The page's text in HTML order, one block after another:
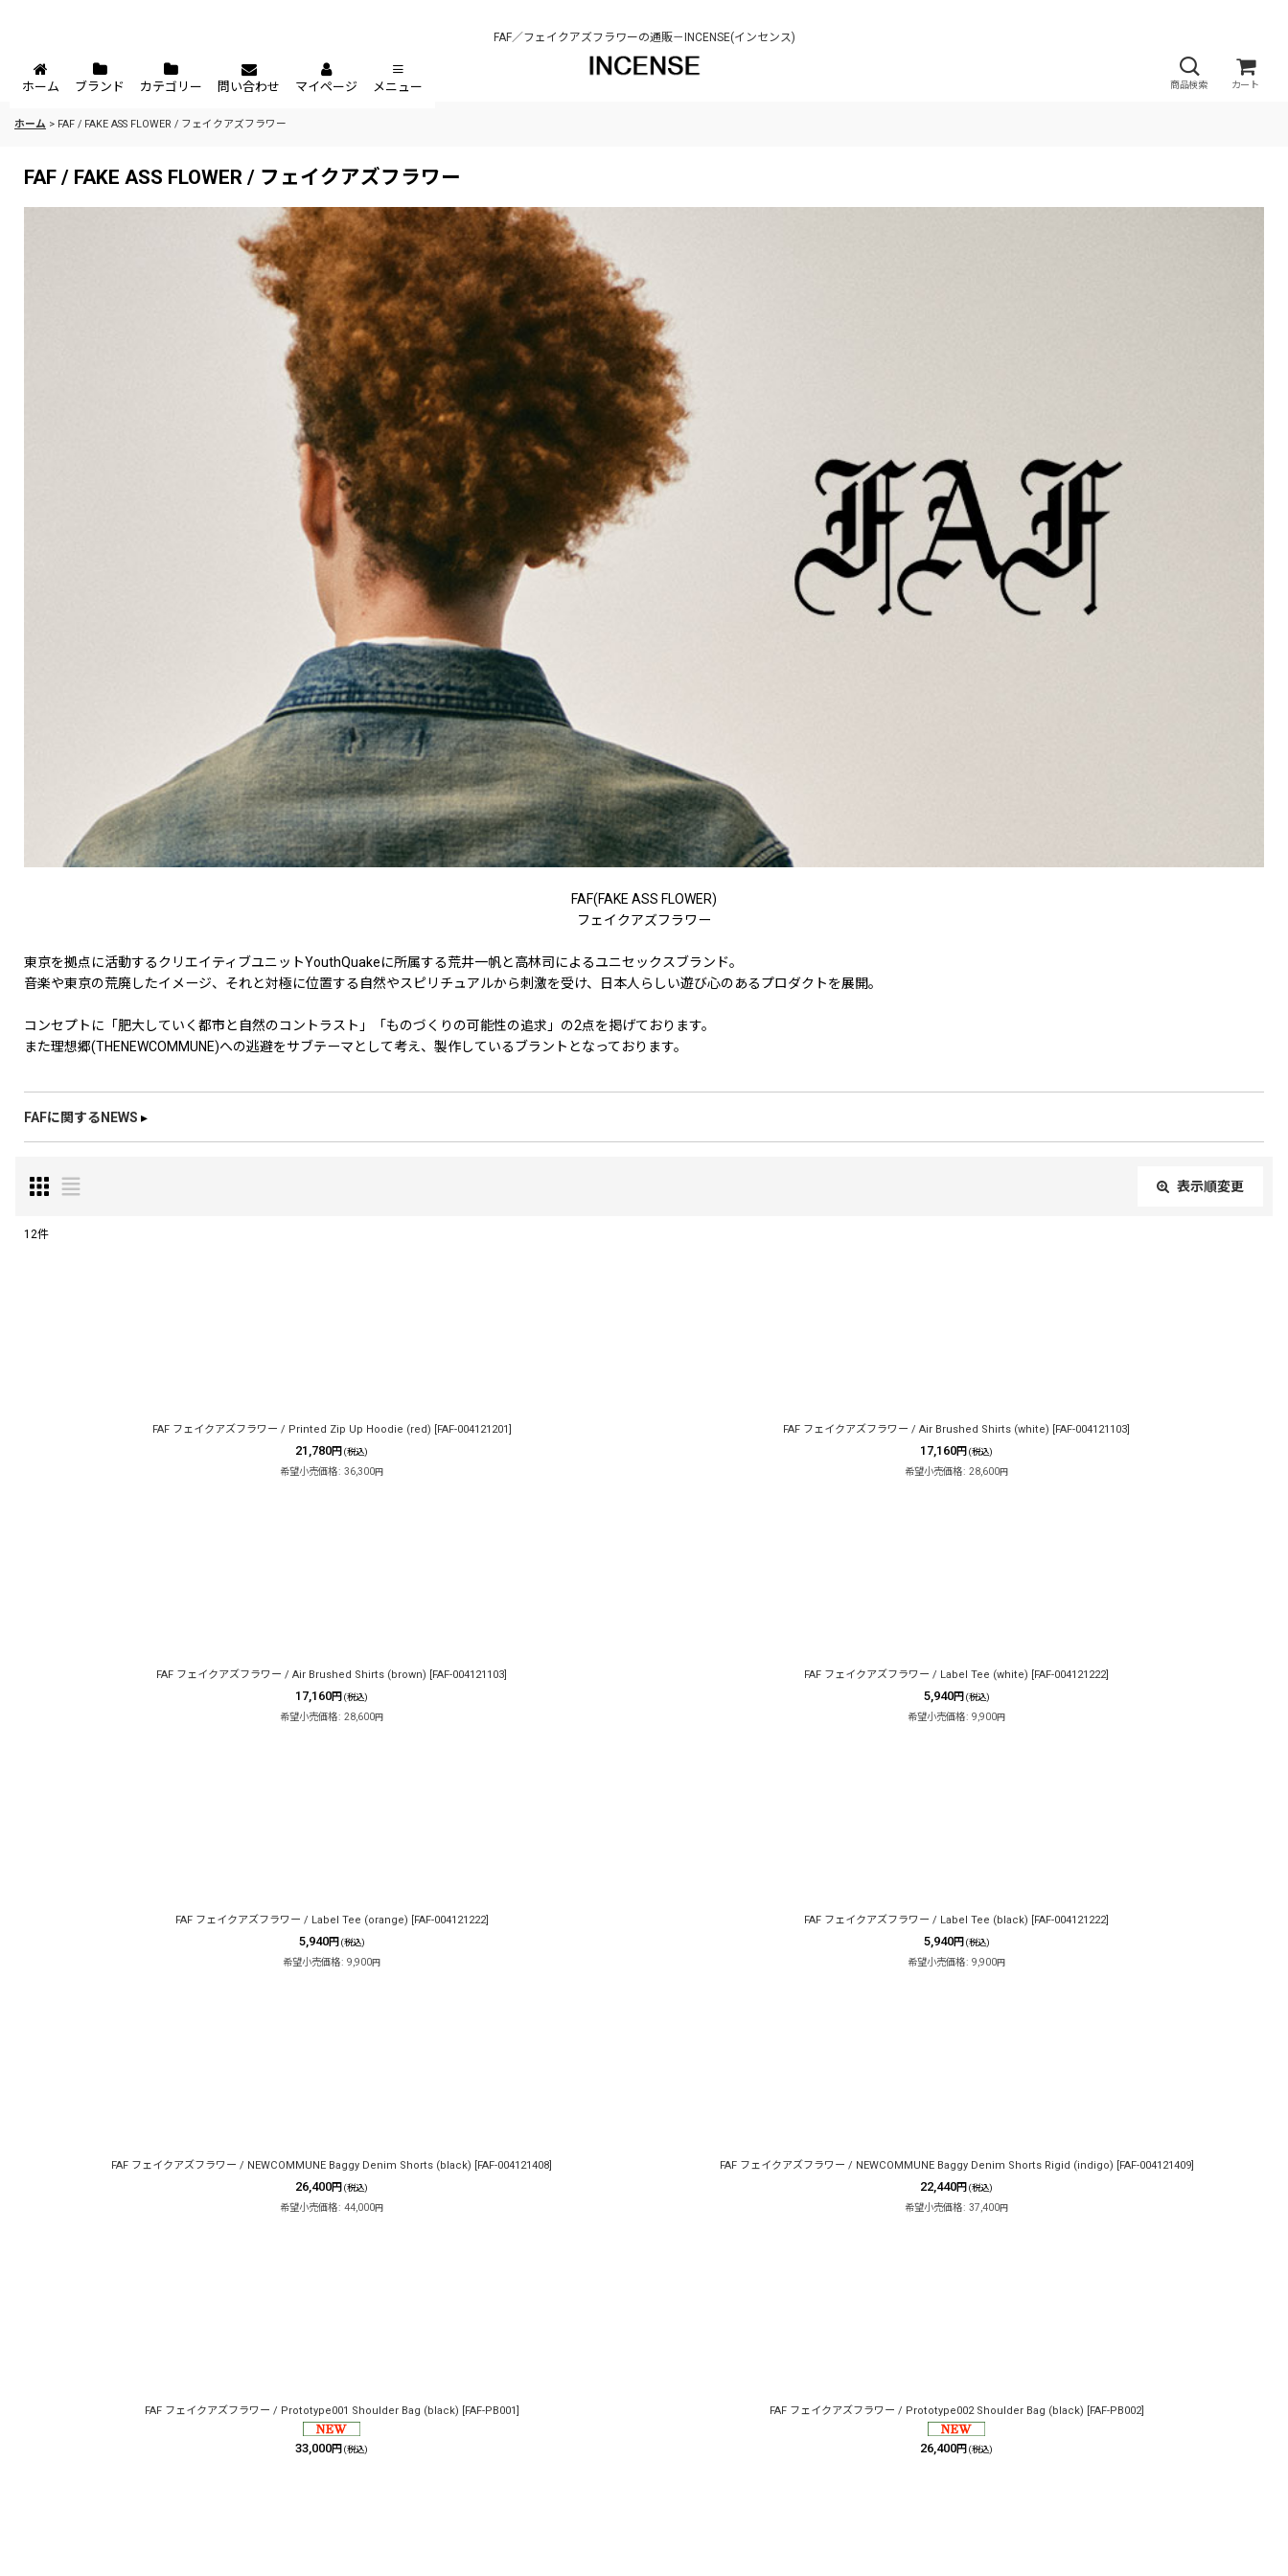
FAF／フェイクアズフラワーの通販－INCENSE(インセンス)
商品検索 カート
ホーム ブランド カテゴリー 問い合わせ マイページ メニュー
ホーム > FAF / FAKE ASS FLOWER / フェイクアズフラワー
FAF / FAKE ASS FLOWER / フェイクアズフラワー
FAF(FAKE ASS FLOWER)
フェイクアズフラワー
東京を拠点に活動するクリエイティブユニットYouthQuakeに所属する荒井一帆と高林司によるユニセックスブランド。
音楽や東京の荒廃したイメージ、それと対極に位置する自然やスピリチュアルから刺激を受け、日本人らしい遊び心のあるプロダクトを展開。
コンセプトに「肥大していく都市と自然のコントラスト」「ものづくりの可能性の追求」の2点を掲げております。
また理想郷(THENEWCOMMUNE)への逃避をサブテーマとして考え、製作しているブラントとなっております。
FAFに関するNEWS ▸
表示順変更
12件
FAF フェイクアズフラワー / Printed Zip Up Hoodie (red) FAF-004121201
21,780円 (税込)
希望小売価格: 36,300円
FAF フェイクアズフラワー / Air Brushed Shirts (white) FAF-004121103
17,160円 (税込)
希望小売価格: 28,600円
FAF フェイクアズフラワー / Air Brushed Shirts (brown) FAF-004121103
17,160円 (税込)
希望小売価格: 28,600円
FAF フェイクアズフラワー / Label Tee (white) FAF-004121222]
5,940円 (税込)
希望小売価格: 9,900円
FAF フェイクアズフラワー / Label Tee (orange) FAF-004121222]
5,940円 (税込)
希望小売価格: 9,900円
FAF フェイクアズフラワー / Label Tee (black) FAF-004121222]
5,940円 (税込)
希望小売価格: 9,900円
FAF フェイクアズフラワー / NEWCOMMUNE Baggy Denim Shorts (black) FAF-004121408
26,400円 (税込)
希望小売価格: 44,000円
FAF フェイクアズフラワー / NEWCOMMUNE Baggy Denim Shorts Rigid (indigo) FAF-004121409]
22,440円 (税込)
希望小売価格: 37,400円
FAF フェイクアズフラワー / Prototype001 Shoulder Bag (black) FAF-PB001
33,000円 (税込)
FAF フェイクアズフラワー / Prototype002 Shoulder Bag (black) FAF-PB002]
26,400円 (税込)